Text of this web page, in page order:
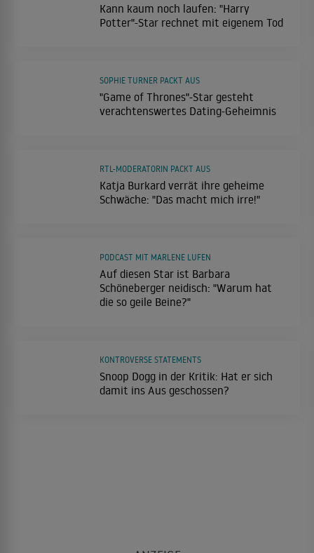
Kann kaum noch laufen: "Harry
Potter"-Star rechnet mit eigenem Tod
"Game of Thrones"-Star gesteht
verachtenswertes Dating-Geheimnis
SOPHIE TURNER PACKT AUS
Katja Burkard verrät ihre geheime
Schwäche: "Das macht mich irre!"
RTL-MODERATORIN PACKT AUS
Auf diesen Star ist Barbara
Schöneberger neidisch: "Warum hat
die so geile Beine?"
PODCAST MIT MARLENE LUFEN
Snoop Dogg in der Kritik: Hat er sich
damit ins Aus geschossen?
KONTROVERSE STATEMENTS